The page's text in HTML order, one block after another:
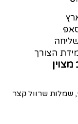
הצורך
, שמלות שרוול קצר